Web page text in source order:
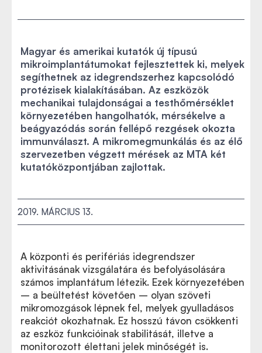
Magyar és amerikai kutatók új típusú
mikroimplantátumokat fejlesztettek ki, melyek
segíthetnek az idegrendszerhez kapcsolódó
protézisek kialakításában. Az eszközök
mechanikai tulajdonságai a testhőmérséklet
környezetében hangolhatók, mérsékelve a
beágyazódás során fellépő rezgések okozta
immunválaszt. A mikromegmunkálás és az élő
szervezetben végzett mérések az MTA két
kutatóközpontjában zajlottak.
2019. MÁRCIUS 13.
A központi és perifériás idegrendszer
aktivitásának vizsgálatára és befolyásolására
számos implantátum létezik. Ezek környezetében
– a beültetést követően – olyan szöveti
mikromozgások lépnek fel, melyek gyulladásos
reakciót okozhatnak. Ez hosszú távon csökkenti
az eszköz funkcióinak stabilitását, illetve a
monitorozott élettani jelek minőségét is.